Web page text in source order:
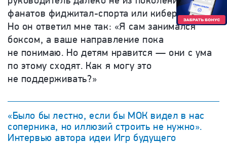
фанатов фиджитал-спорта или киберспорта.
Но он ответил мне так: «Я сам занимался
боксом, а ваше направление пока
не понимаю. Но детям нравится — они с ума
по этому сходят. Как я могу это
не поддерживать?»
«Было бы лестно, если бы МОК видел в нас
соперника, но иллюзий строить не нужно».
Интервью автора идеи Игр будущего